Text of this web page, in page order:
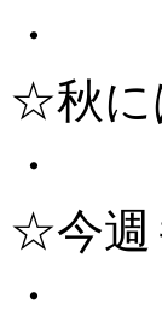
・
☆秋に
・
☆今週
・